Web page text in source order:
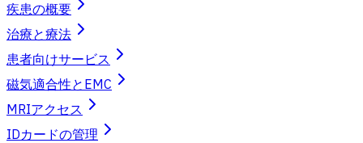
疾患の概要
治療と療法
患者向けサービス
磁気適合性とEMC
MRIアクセス
IDカードの管理